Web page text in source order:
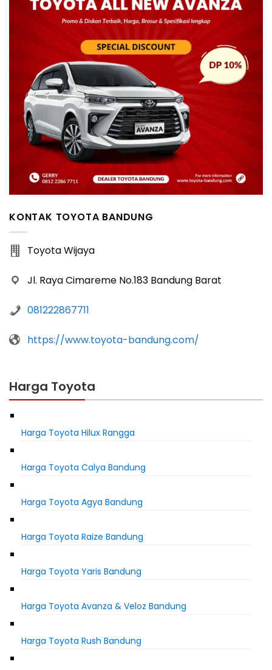
KONTAK TOYOTA BANDUNG
Toyota Wijaya
Jl. Raya Cimareme No.183 Bandung Barat
081222867711
https://www.toyota-bandung.com/
Harga Toyota
Harga Toyota Hilux Rangga
Harga Toyota Calya Bandung
Harga Toyota Agya Bandung
Harga Toyota Raize Bandung
Harga Toyota Yaris Bandung
Harga Toyota Avanza & Veloz Bandung
Harga Toyota Rush Bandung